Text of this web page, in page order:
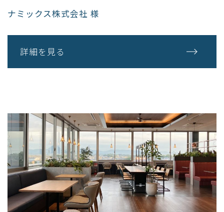
ナミックス株式会社 様
詳細を見る